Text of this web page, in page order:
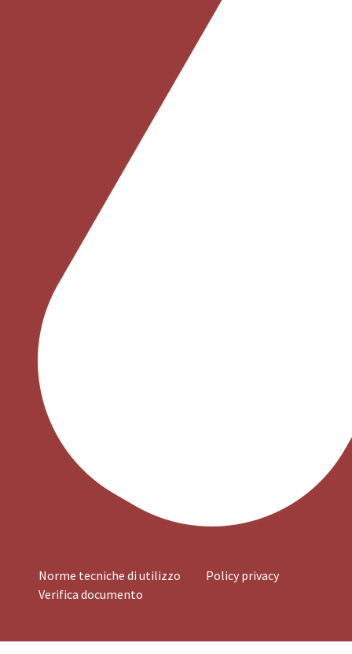
Norme tecniche di utilizzo
Policy privacy
Verifica documento